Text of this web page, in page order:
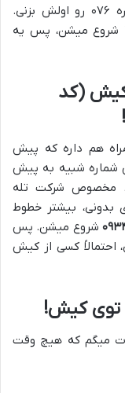
کیش تماس بگیری، باید حتماً پیش شماره ۰۷۶ رو اولش بزنی.
شروع میشن، پس یه
کیش (کد
هم داره که پیش
شماره شبیه به پیش
مخصوص شرکت تله
بیشتر خطوط
شروع میشن. پس
احتمالاً کسی از کیش
توی کیش!
میگم که هیچ وقت